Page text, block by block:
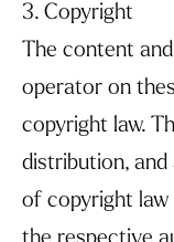
3. Copyright
The content
operator on
copyright law.
distribution, and
of copyright